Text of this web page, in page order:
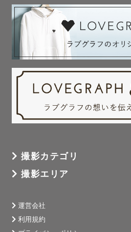
撮影カテゴリ
撮影エリア
運営会社
利用規約